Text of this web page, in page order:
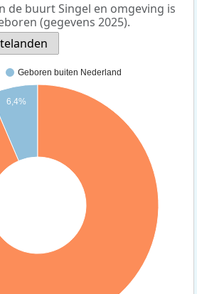
de buurt Singel en omgeving is
(gegevens 2025).
Geboren buiten Nederland
6,4%